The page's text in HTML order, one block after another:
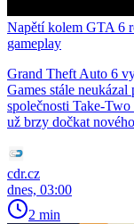
Napětí kolem GTA 6
gameplay
Grand Theft Auto 6
Games stále
společnosti Take-
už brzy dočkat
cdr.cz
dnes, 03:00
2 min